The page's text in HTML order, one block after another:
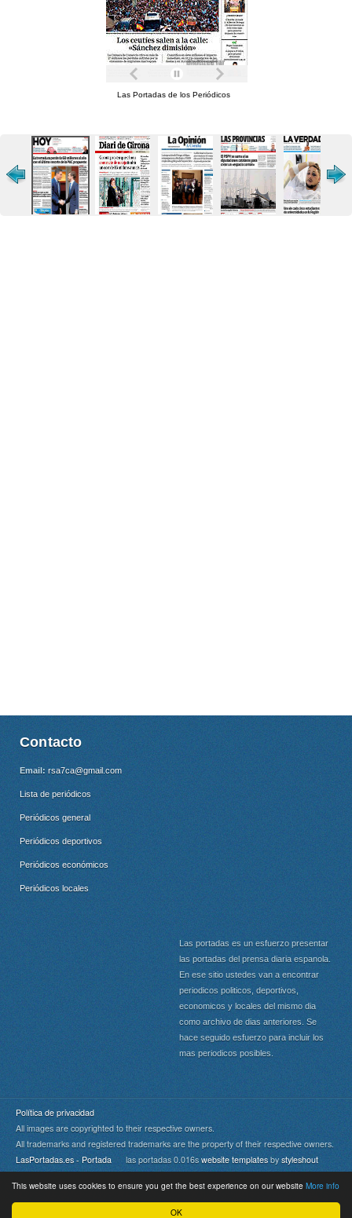
OK
This website uses cookies to ensure you get the best experience on our website More info
Las Portadas de los Periódicos
Contacto
Email: rsa7ca@gmail.com
Lista de periódicos
Periódicos general
Periódicos deportivos
Periódicos económicos
Periódicos locales
Las portadas es un esfuerzo presentar
las portadas del prensa diaria espanola.
En ese sitio ustedes van a encontrar
periodicos politicos, deportivos,
economicos y locales del mismo dia
como archivo de dias anteriores. Se
hace seguido esfuerzo para incluir los
mas periodicos posibles.
Política de privacidad
All images are copyrighted to their respective owners.
All trademarks and registered trademarks are the property of their respective owners.
LasPortadas.es - Portada las portadas 0.016s website templates by styleshout